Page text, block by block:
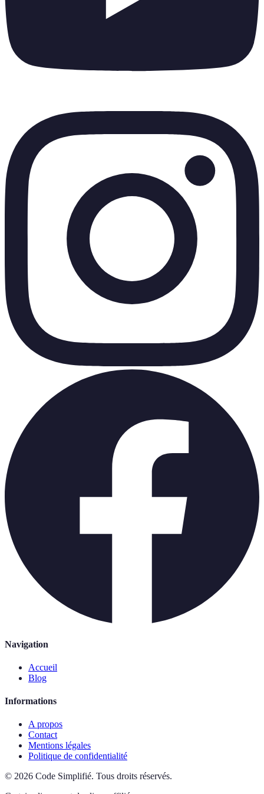
Navigation
Accueil
Blog
Informations
A propos
Contact
Mentions légales
Politique de confidentialité
© 2026 Code Simplifié. Tous droits réservés.